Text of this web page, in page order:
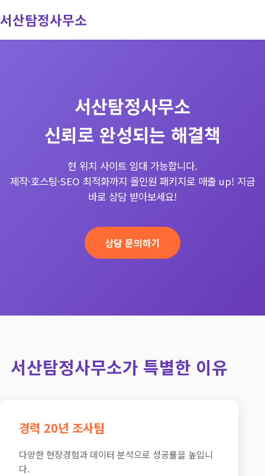
서산탐정사무소
진행과정
서산탐정사무소
신뢰로 완성되는 해결책
현 위치 사이트 임대 가능합니다.
제작·호스팅·SEO 최적화까지 올인원 패키지로 매출 up! 지금
바로 상담 받아보세요!
상담 문의하기
서산탐정사무소가 특별한 이유
경력 20년 조사팀
다양한 현장경험과 데이터 분석으로 성공률을 높입니
다.